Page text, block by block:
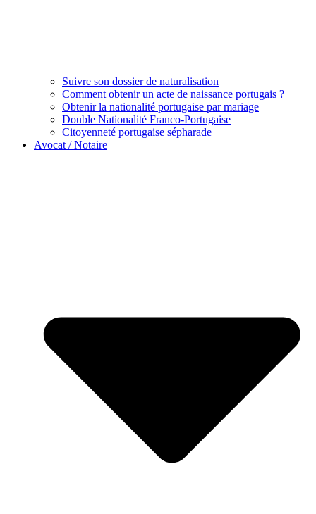
Suivre son dossier de naturalisation
Comment obtenir un acte de naissance portugais ?
Obtenir la nationalité portugaise par mariage
Double Nationalité Franco-Portugaise
Citoyenneté portugaise sépharade
Avocat / Notaire